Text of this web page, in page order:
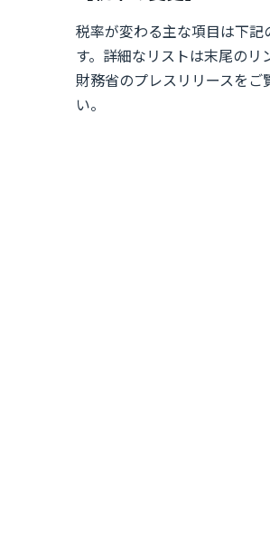
税率が変わる主な項目は下記
す。詳細なリストは末尾のリ
財務省のプレスリリースをご
い。